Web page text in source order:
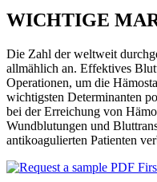
WICHTIGE
Die Zahl der weltweit
allmählich an. Effektives
Operationen, um die
wichtigsten Determinanten
bei der Erreichung von
Wundblutungen und
antikoagulierten Patienten